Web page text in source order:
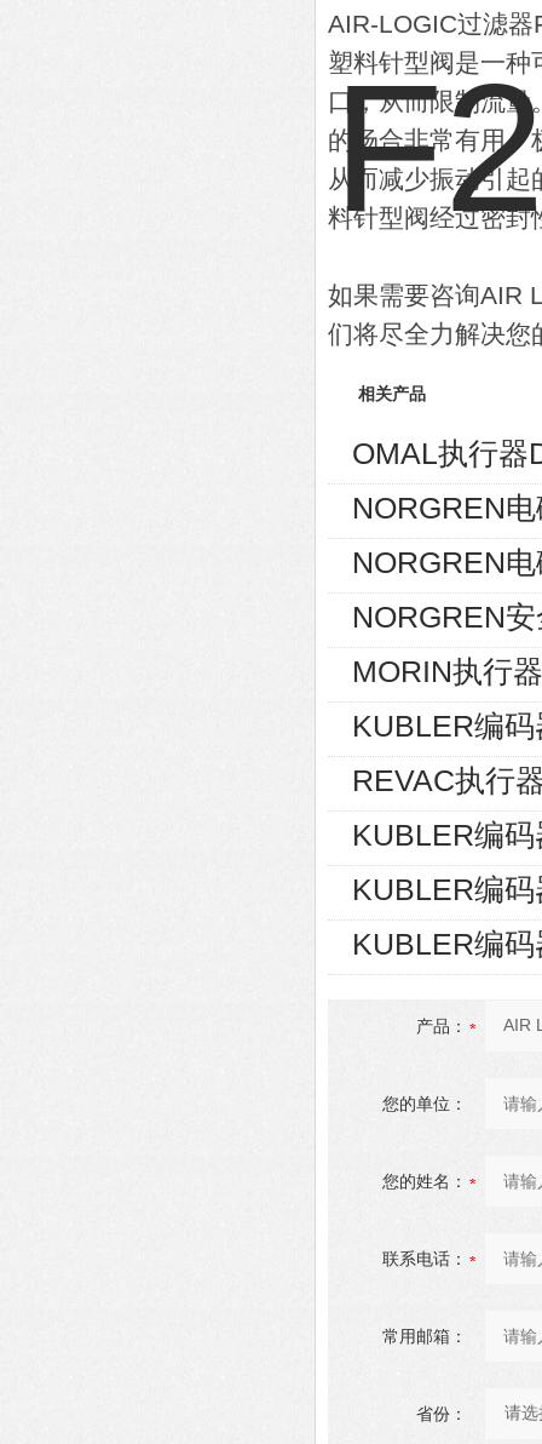
AIR-LOGIC过滤
塑料针型阀是一种
口，从而限制流
的场合非常有用。
从而减少振动引
料针型阀经过密封
如果需要咨询AIR
们将尽全力解决您
相关产品
OMAL执行器
NORGREN
NORGREN
NORGREN
MORIN执行
KUBLER编
REVAC执行
KUBLER编
KUBLER编
KUBLER编
产品：
您的单位：
您的姓名：
联系电话：
常用邮箱：
省份：